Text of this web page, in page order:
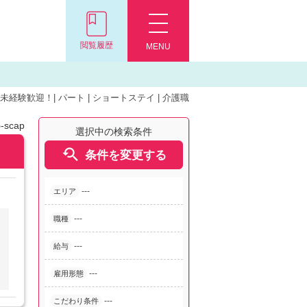
MENU
閲覧履歴
経験歓迎！| パート | ショートステイ | 介護職
選択中の検索条件
 条件を変更する
エリア ---
職種 ---
給与 ---
雇用形態 ---
こだわり条件 ---
scap